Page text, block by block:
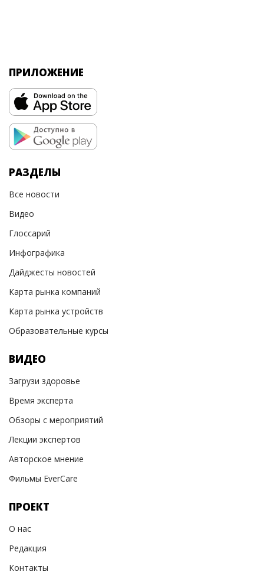
ПРИЛОЖЕНИЕ
РАЗДЕЛЫ
Все новости
Видео
Глоссарий
Инфографика
Дайджесты новостей
Карта рынка компаний
Карта рынка устройств
Образовательные курсы
ВИДЕО
Загрузи здоровье
Время эксперта
Обзоры с мероприятий
Лекции экспертов
Авторское мнение
Фильмы EverCare
ПРОЕКТ
О нас
Редакция
Контакты